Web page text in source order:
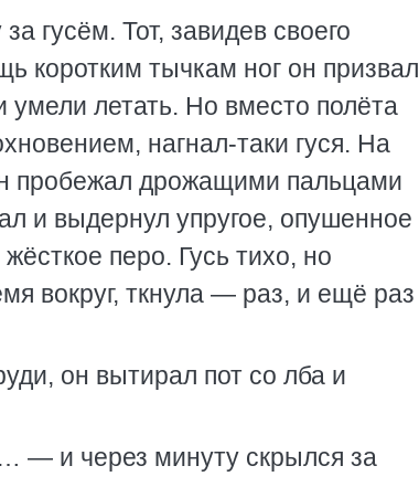
гусём. Тот, завидев своего
коротким тычкам ног он призвал
умели летать. Но вместо полёта
нагнал-таки гуся. На
пробежал дрожащими пальцами
и выдернул упругое, опушенное
перо. Гусь тихо, но
вокруг, ткнула — раз, и ещё раз
он вытирал пот со лба и
— и через минуту скрылся за